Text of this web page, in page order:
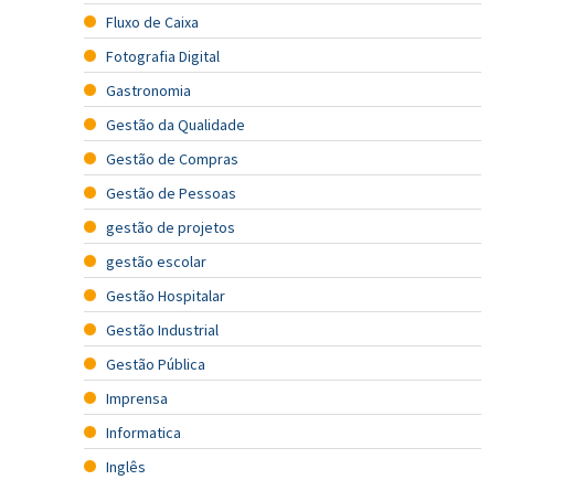
Fluxo de Caixa
Fotografia Digital
Gastronomia
Gestão da Qualidade
Gestão de Compras
Gestão de Pessoas
gestão de projetos
gestão escolar
Gestão Hospitalar
Gestão Industrial
Gestão Pública
Imprensa
Informatica
Inglês